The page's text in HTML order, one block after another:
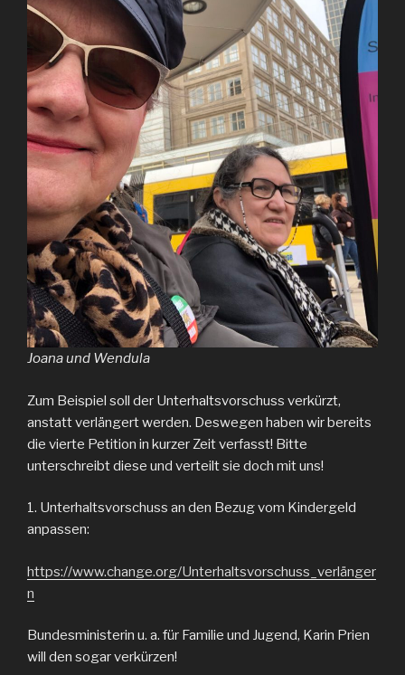
Joana und Wendula
Zum Beispiel soll der Unterhaltsvorschuss verkürzt,
anstatt verlängert werden. Deswegen haben wir bereits
die vierte Petition in kurzer Zeit verfasst! Bitte
unterschreibt diese und verteilt sie doch mit uns!
1. Unterhaltsvorschuss an den Bezug vom Kindergeld
anpassen:
https://www.change.org/Unterhaltsvorschuss_verlänger
n
Bundesministerin u. a. für Familie und Jugend, Karin Prien
will den sogar verkürzen!